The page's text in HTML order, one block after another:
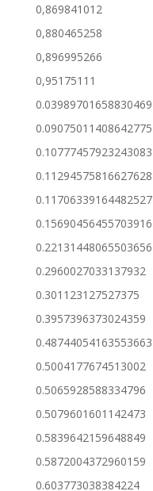
0,869841012
0,880465258
0,896995266
0,95175111
0.03989701658830469
0.09075011408642775
0.10777457923243083
0.11294575816627628
0.11706339164482527
0.15690456455703916
0.22131448065503656
0.2960027033137932
0.301123127527375
0.3957396373024359
0.48744054163553663
0.5004177674513002
0.5065928588334796
0.5079601601142473
0.5839642159648849
0.5872004372960159
0.603773038384224